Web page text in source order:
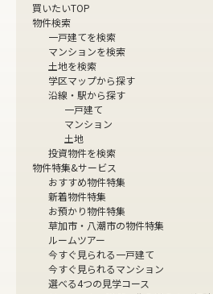
買いたいTOP
物件検索
一戸建てを検索
マンションを検索
土地を検索
学区マップから探す
沿線・駅から探す
一戸建て
マンション
土地
投資物件を検索
物件特集&サービス
おすすめ物件特集
新着物件特集
お預かり物件特集
草加市・八潮市の物件特集
ルームツアー
今すぐ見られる一戸建て
今すぐ見られるマンション
選べる4つの見学コース